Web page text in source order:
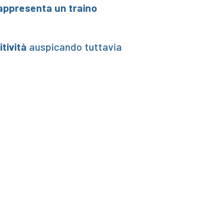
un traino
auspicando tuttavia